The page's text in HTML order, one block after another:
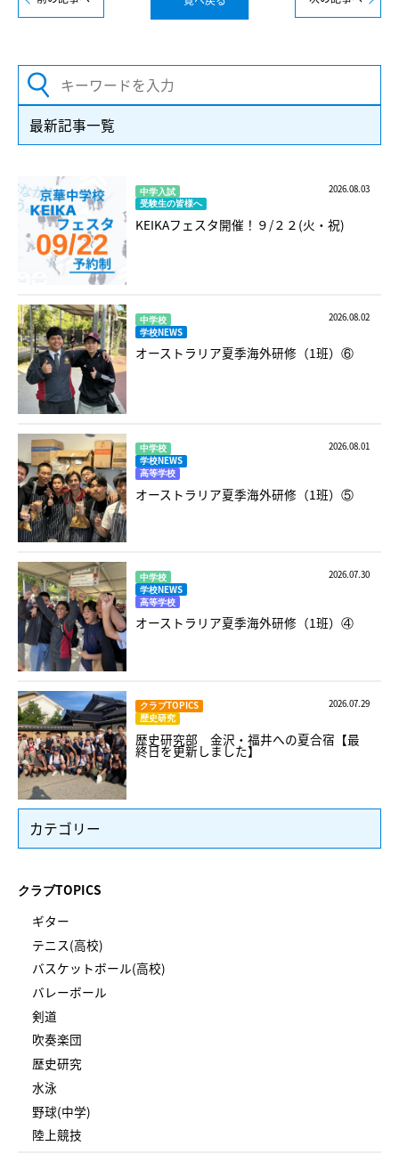
最新記事一覧
中学入試
受験生の皆様へ
2026.08.03
KEIKAフェスタ開催！９/２２(火・祝)
中学校
学校NEWS
2026.08.02
オーストラリア夏季海外研修（1班）⑥
中学校
学校NEWS
高等学校
2026.08.01
オーストラリア夏季海外研修（1班）⑤
中学校
学校NEWS
高等学校
2026.07.30
オーストラリア夏季海外研修（1班）④
クラブTOPICS
歴史研究
2026.07.29
歴史研究部 金沢・福井への夏合宿【最
終日を更新しました】
カテゴリー
クラブTOPICS
ギター
テニス(高校)
バスケットボール(高校)
バレーボール
剣道
吹奏楽団
歴史研究
水泳
野球(中学)
陸上競技